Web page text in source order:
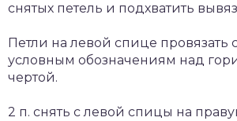
снятых петель и подхватить
Петли на левой спице провязать
условным обозначениям над
чертой.
2 п. снять с левой спицы на